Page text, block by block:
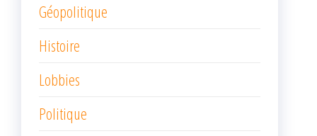
Géopolitique
Histoire
Lobbies
Politique